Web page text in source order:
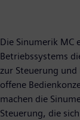
Die Sinumerik MC
Betriebssystems
zur Steuerung und
offene
machen die
Steuerung, die